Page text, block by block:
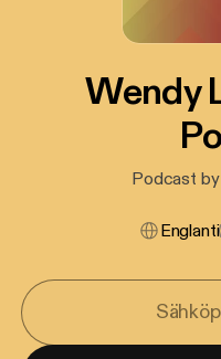
Wendy
Podcast
Englanti